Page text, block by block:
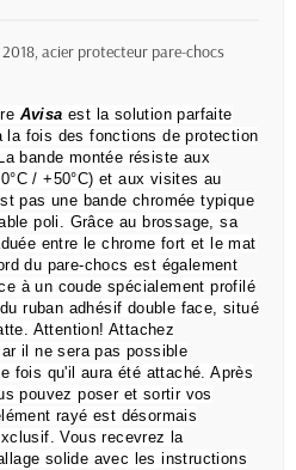
2018, acier protecteur pare-chocs
Avisa est la solution parfaite
fois des fonctions de protection
La bande montée résiste aux
/ +50°C) et aux visites au
pas une bande chromée typique
poli. Grâce au brossage, sa
entre le chrome fort et le mat
du pare-chocs est également
à un coude spécialement profilé
ruban adhésif double face, situé
Attention!Attachez
il ne sera pas possible
fois qu'il aura été attaché.Après
pouvez poser et sortir vos
rayé est désormais
Vous recevrez la
solide avec les instructions